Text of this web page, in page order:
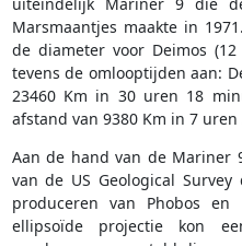
Marsmaantjes maakte in
de diameter voor Deimos
tevens de omlooptijden aan:
23460 Km in 30 uren 18
afstand van 9380 Km in 7
Aan de hand van de Mariner
van de US Geological
produceren van Phobos en
ellipsoïde projectie kon